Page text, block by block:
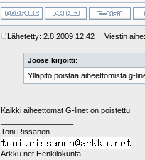
Lähetetty: 2.8.2009 12:42 Viestin aihe:
Joose kirjoitti:
Ylläpito poistaa aiheettomista g-
Kaikki aiheettomat G-linet on poistettu.
Toni Rissanen
Arkku.net Henkilökunta